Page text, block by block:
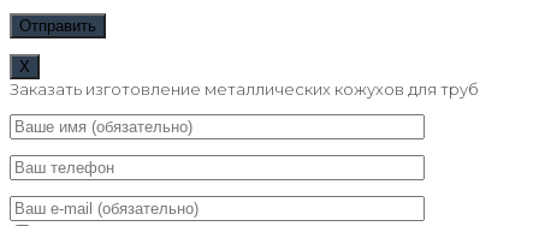
Х
Заказать изготовление металлических кожухов для труб